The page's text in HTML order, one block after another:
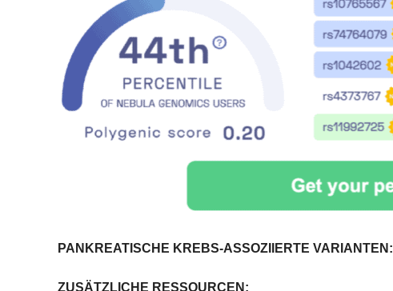
PANKREATISCHE KREBS-ASSOZIIERTE VARIANTEN:
ZUSÄTZLICHE RESSOURCEN: